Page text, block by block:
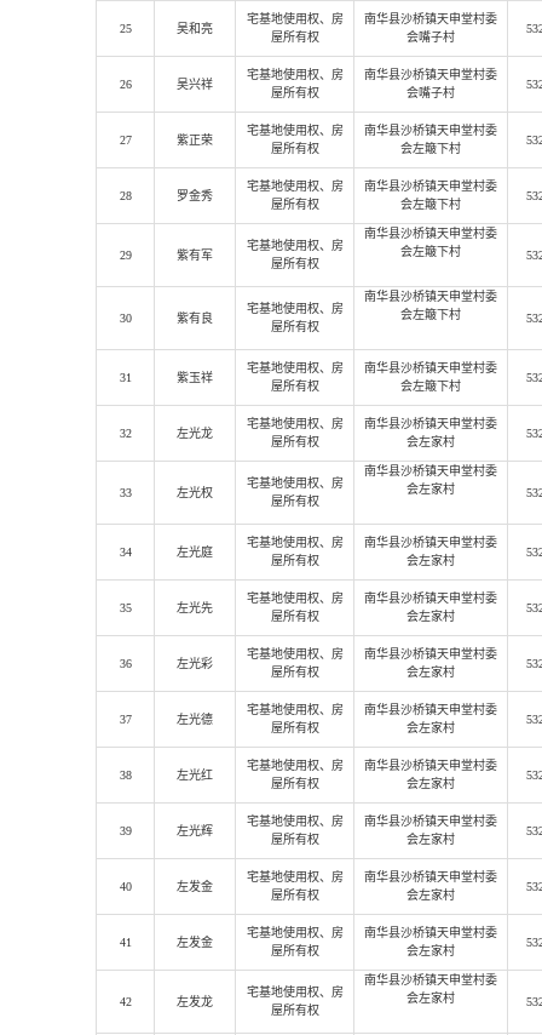
25 吴和亮
宅基地使用权、房
屋所有权
南华县沙桥镇天申堂村委
会嘴子村
26 吴兴祥
宅基地使用权、房
屋所有权
南华县沙桥镇天申堂村委
会嘴子村
27 紫正荣
宅基地使用权、房
屋所有权
南华县沙桥镇天申堂村委
会左簸下村
28 罗金秀
宅基地使用权、房
屋所有权
南华县沙桥镇天申堂村委
会左簸下村
29 紫有军
宅基地使用权、房
屋所有权
南华县沙桥镇天申堂村委
会左簸下村
30 紫有良
宅基地使用权、房
屋所有权
南华县沙桥镇天申堂村委
会左簸下村
31 紫玉祥
宅基地使用权、房
屋所有权
南华县沙桥镇天申堂村委
会左簸下村
32 左光龙
宅基地使用权、房
屋所有权
南华县沙桥镇天申堂村委
会左家村
33 左光权
宅基地使用权、房
屋所有权
南华县沙桥镇天申堂村委
会左家村
34 左光庭
宅基地使用权、房
屋所有权
南华县沙桥镇天申堂村委
会左家村
35 左光先
宅基地使用权、房
屋所有权
南华县沙桥镇天申堂村委
会左家村
36 左光彩
宅基地使用权、房
屋所有权
南华县沙桥镇天申堂村委
会左家村
37 左光德
宅基地使用权、房
屋所有权
南华县沙桥镇天申堂村委
会左家村
38 左光红
宅基地使用权、房
屋所有权
南华县沙桥镇天申堂村委
会左家村
39 左光辉
宅基地使用权、房
屋所有权
南华县沙桥镇天申堂村委
会左家村
40 左发金
宅基地使用权、房
屋所有权
南华县沙桥镇天申堂村委
会左家村
41 左发金
宅基地使用权、房
屋所有权
南华县沙桥镇天申堂村委
会左家村
42 左发龙
宅基地使用权、房
屋所有权
南华县沙桥镇天申堂村委
会左家村